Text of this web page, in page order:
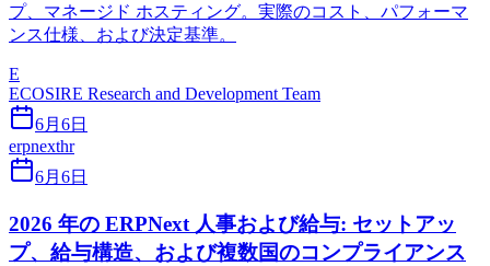
プ、マネージド ホスティング。実際のコスト、パフォーマ
ンス仕様、および決定基準。
E
ECOSIRE Research and Development Team
6月6日
erpnexthr
6月6日
2026 年の ERPNext 人事および給与: セットアッ
プ、給与構造、および複数国のコンプライアンス